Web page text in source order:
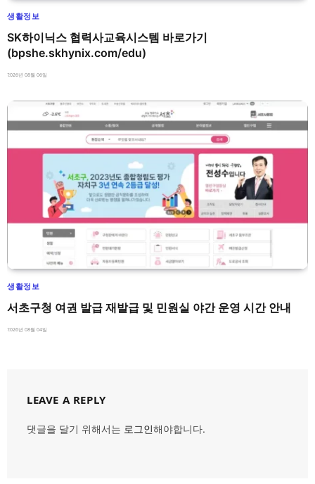
생활정보
SK하이닉스 협력사교육시스템 바로가기
(bpshe.skhynix.com/edu)
2026년 08월 06일
생활정보
서초구청 여권 발급 재발급 및 민원실 야간 운영 시간 안내
2026년 08월 04일
LEAVE A REPLY
댓글을 달기 위해서는 로그인해야합니다.